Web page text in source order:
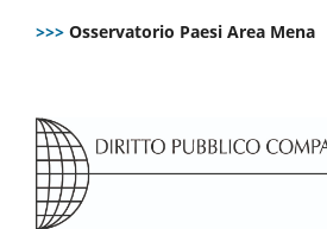
>>> Osservatorio Paesi Area Mena